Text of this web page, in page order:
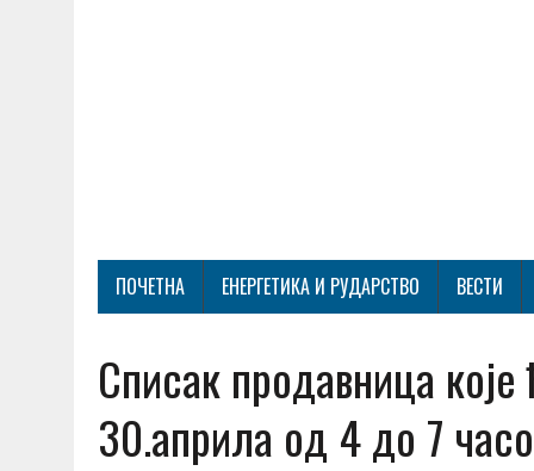
ПОЧЕТНА ЕНЕРГЕТИКА И РУДАРСТВО ВЕСТИ
Списак продавница
30.априла од 4 до 7